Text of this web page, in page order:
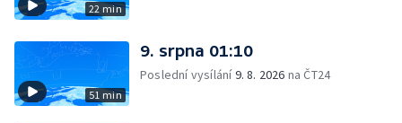
22 min
51 min
9. srpna 01:10
Poslední vysílání9. 8. 2026 na ČT24